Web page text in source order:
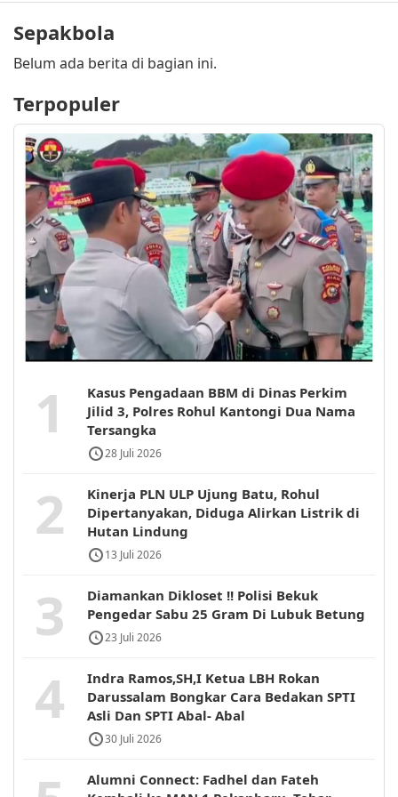
Sepakbola
Belum ada berita di bagian ini.
Terpopuler
1
Kasus Pengadaan BBM di Dinas Perkim
Jilid 3, Polres Rohul Kantongi Dua Nama
Tersangka
28 Juli 2026
2
Kinerja PLN ULP Ujung Batu, Rohul
Dipertanyakan, Diduga Alirkan Listrik di
Hutan Lindung
13 Juli 2026
3
Diamankan Dikloset !! Polisi Bekuk
Pengedar Sabu 25 Gram Di Lubuk Betung
23 Juli 2026
4
Indra Ramos,SH,I Ketua LBH Rokan
Darussalam Bongkar Cara Bedakan SPTI
Asli Dan SPTI Abal- Abal
30 Juli 2026
Alumni Connect: Fadhel dan Fateh